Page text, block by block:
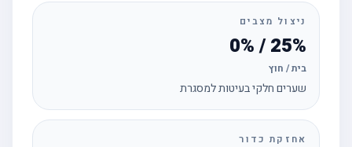
ניצול מצבים
25% / 0%
בית / חוץ
שערים חלקי בעיטות למסגרת
אחזקת כדור